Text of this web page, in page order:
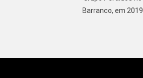
Barranco, em 2019